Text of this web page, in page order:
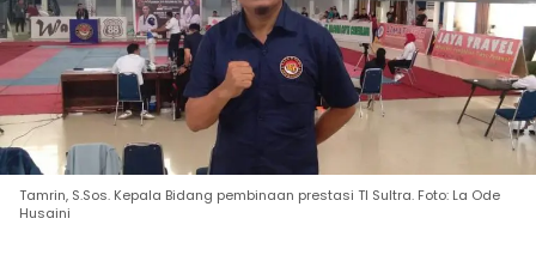
Tamrin, S.Sos. Kepala Bidang pembinaan prestasi TI Sultra. Foto: La Ode
Husaini